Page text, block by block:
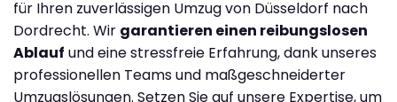
für Ihren zuverlässigen Umzug von Düsseldorf nach
Dordrecht. Wir garantieren einen reibungslosen
Ablauf und eine stressfreie Erfahrung, dank unseres
professionellen Teams und maßgeschneiderter
Umzugslösungen. Setzen Sie auf unsere Expertise, um